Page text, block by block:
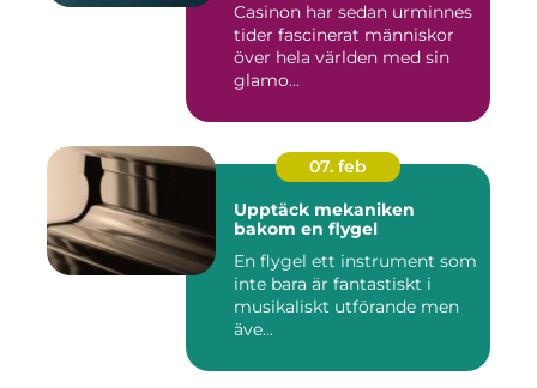
Casinon har sedan urminnes
tider fascinerat människor
över hela världen med sin
glamo...
07. feb
Upptäck mekaniken
bakom en flygel
En flygel ett instrument som
inte bara är fantastiskt i
musikaliskt utförande men
äve...